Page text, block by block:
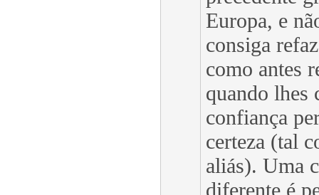
Europa, e
consiga
como antes
quando lhes
confiança
certeza (tal
aliás). Uma
diferente é